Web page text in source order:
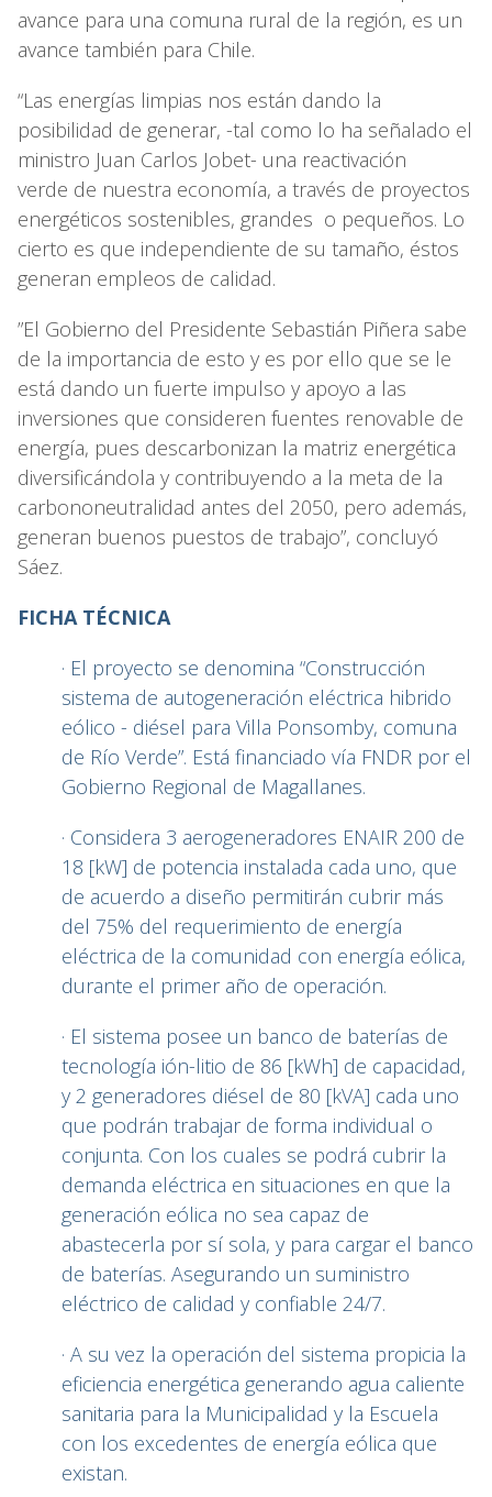
avance para una comuna rural de la región, es un
avance también para Chile.
“Las energías limpias nos están dando la
posibilidad de generar, -tal como lo ha señalado el
ministro Juan Carlos Jobet- una reactivación
verde de nuestra economía, a través de proyectos
energéticos sostenibles, grandes o pequeños. Lo
cierto es que independiente de su tamaño, éstos
generan empleos de calidad.
”El Gobierno del Presidente Sebastián Piñera sabe
de la importancia de esto y es por ello que se le
está dando un fuerte impulso y apoyo a las
inversiones que consideren fuentes renovable de
energía, pues descarbonizan la matriz energética
diversificándola y contribuyendo a la meta de la
carbononeutralidad antes del 2050, pero además,
generan buenos puestos de trabajo”, concluyó
Sáez.
FICHA TÉCNICA
· El proyecto se denomina “Construcción
sistema de autogeneración eléctrica hibrido
eólico - diésel para Villa Ponsomby, comuna
de Río Verde”. Está financiado vía FNDR por el
Gobierno Regional de Magallanes.
· Considera 3 aerogeneradores ENAIR 200 de
18 [kW] de potencia instalada cada uno, que
de acuerdo a diseño permitirán cubrir más
del 75% del requerimiento de energía
eléctrica de la comunidad con energía eólica,
durante el primer año de operación.
· El sistema posee un banco de baterías de
tecnología ión-litio de 86 [kWh] de capacidad,
y 2 generadores diésel de 80 [kVA] cada uno
que podrán trabajar de forma individual o
conjunta. Con los cuales se podrá cubrir la
demanda eléctrica en situaciones en que la
generación eólica no sea capaz de
abastecerla por sí sola, y para cargar el banco
de baterías. Asegurando un suministro
eléctrico de calidad y confiable 24/7.
· A su vez la operación del sistema propicia la
eficiencia energética generando agua caliente
sanitaria para la Municipalidad y la Escuela
con los excedentes de energía eólica que
existan.